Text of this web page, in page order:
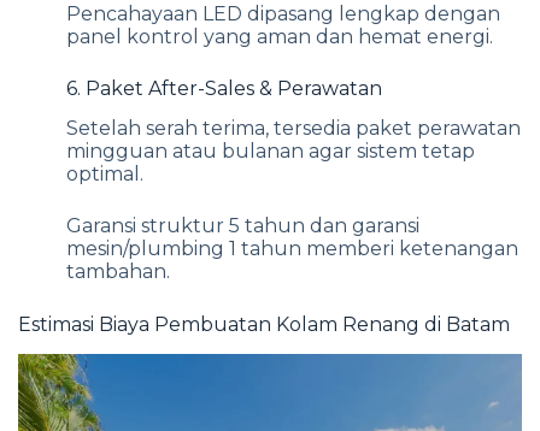
Pencahayaan LED dipasang lengkap dengan
panel kontrol yang aman dan hemat energi.
6. Paket After-Sales & Perawatan
Setelah serah terima, tersedia paket perawatan
mingguan atau bulanan agar sistem tetap
optimal.
Garansi struktur 5 tahun dan garansi
mesin/plumbing 1 tahun memberi ketenangan
tambahan.
Estimasi Biaya Pembuatan Kolam Renang di Batam